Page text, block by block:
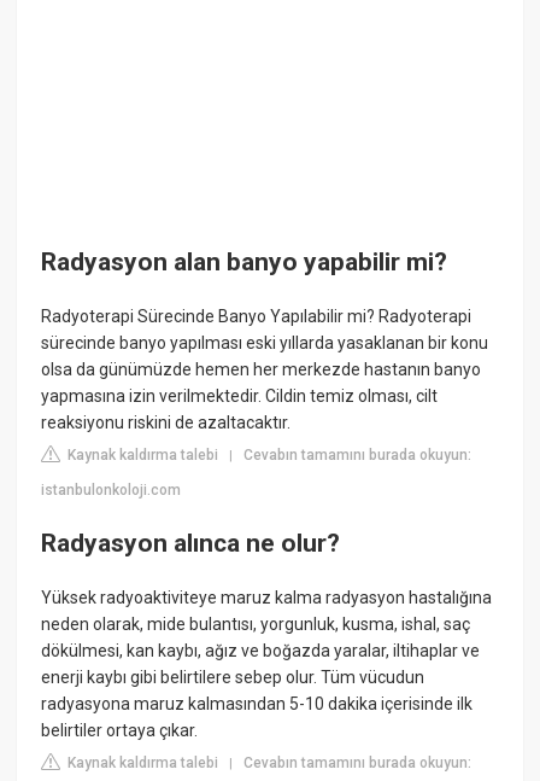
Radyasyon alan banyo yapabilir mi?
Radyoterapi Sürecinde Banyo Yapılabilir mi? Radyoterapi
sürecinde banyo yapılması eski yıllarda yasaklanan bir konu
olsa da günümüzde hemen her merkezde hastanın banyo
yapmasına izin verilmektedir. Cildin temiz olması, cilt
reaksiyonu riskini de azaltacaktır.
Kaynak kaldırma talebi |Cevabın tamamını burada okuyun:
istanbulonkoloji.com
Radyasyon alınca ne olur?
Yüksek radyoaktiviteye maruz kalma radyasyon hastalığına
neden olarak, mide bulantısı, yorgunluk, kusma, ishal, saç
dökülmesi, kan kaybı, ağız ve boğazda yaralar, iltihaplar ve
enerji kaybı gibi belirtilere sebep olur. Tüm vücudun
radyasyona maruz kalmasından 5-10 dakika içerisinde ilk
belirtiler ortaya çıkar.
Kaynak kaldırma talebi |Cevabın tamamını burada okuyun: